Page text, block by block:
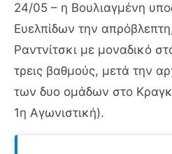
24/05 – η Βουλιαγμένη
Ευελπίδων την
Ραντνίτσκι με μοναδικό
τρεις βαθμούς, μετά την
των δυο ομάδων στο
1η Αγωνιστική).